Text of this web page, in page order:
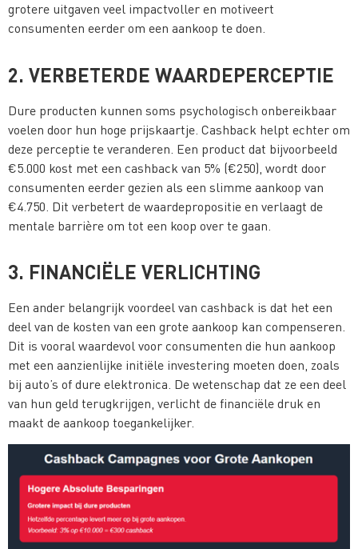
grotere uitgaven veel impactvoller en motiveert
consumenten eerder om een aankoop te doen​.
2. VERBETERDE WAARDEPERCEPTIE
Dure producten kunnen soms psychologisch onbereikbaar
voelen door hun hoge prijskaartje. Cashback helpt echter om
deze perceptie te veranderen. Een product dat bijvoorbeeld
€5.000 kost met een cashback van 5% (€250), wordt door
consumenten eerder gezien als een slimme aankoop van
€4.750. Dit verbetert de waardepropositie en verlaagt de
mentale barrière om tot een koop over te gaan​.
3. FINANCIËLE VERLICHTING
Een ander belangrijk voordeel van cashback is dat het een
deel van de kosten van een grote aankoop kan compenseren.
Dit is vooral waardevol voor consumenten die hun aankoop
met een aanzienlijke initiële investering moeten doen, zoals
bij auto’s of dure elektronica. De wetenschap dat ze een deel
van hun geld terugkrijgen, verlicht de financiële druk en
maakt de aankoop toegankelijker​.